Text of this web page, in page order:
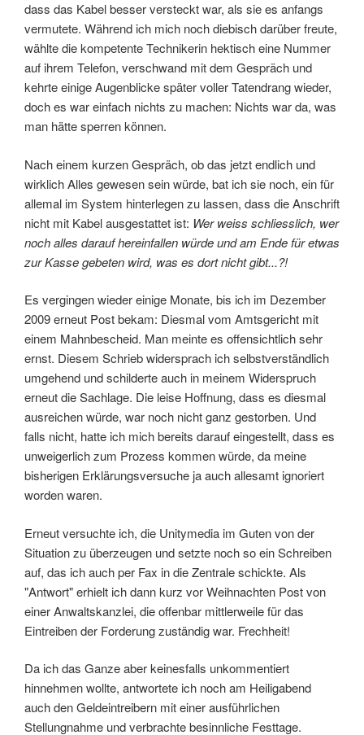
dass das Kabel besser versteckt war, als sie es anfangs
vermutete. Während ich mich noch diebisch darüber freute,
wählte die kompetente Technikerin hektisch eine Nummer
auf ihrem Telefon, verschwand mit dem Gespräch und
kehrte einige Augenblicke später voller Tatendrang wieder,
doch es war einfach nichts zu machen: Nichts war da, was
man hätte sperren können.
Nach einem kurzen Gespräch, ob das jetzt endlich und
wirklich Alles gewesen sein würde, bat ich sie noch, ein für
allemal im System hinterlegen zu lassen, dass die Anschrift
nicht mit Kabel ausgestattet ist: Wer weiss schliesslich, wer
noch alles darauf hereinfallen würde und am Ende für etwas
zur Kasse gebeten wird, was es dort nicht gibt...?!
Es vergingen wieder einige Monate, bis ich im Dezember
2009 erneut Post bekam: Diesmal vom Amtsgericht mit
einem Mahnbescheid. Man meinte es offensichtlich sehr
ernst. Diesem Schrieb widersprach ich selbstverständlich
umgehend und schilderte auch in meinem Widerspruch
erneut die Sachlage. Die leise Hoffnung, dass es diesmal
ausreichen würde, war noch nicht ganz gestorben. Und
falls nicht, hatte ich mich bereits darauf eingestellt, dass es
unweigerlich zum Prozess kommen würde, da meine
bisherigen Erklärungsversuche ja auch allesamt ignoriert
worden waren.
Erneut versuchte ich, die Unitymedia im Guten von der
Situation zu überzeugen und setzte noch so ein Schreiben
auf, das ich auch per Fax in die Zentrale schickte. Als
"Antwort" erhielt ich dann kurz vor Weihnachten Post von
einer Anwaltskanzlei, die offenbar mittlerweile für das
Eintreiben der Forderung zuständig war. Frechheit!
Da ich das Ganze aber keinesfalls unkommentiert
hinnehmen wollte, antwortete ich noch am Heiligabend
auch den Geldeintreibern mit einer ausführlichen
Stellungnahme und verbrachte besinnliche Festtage.